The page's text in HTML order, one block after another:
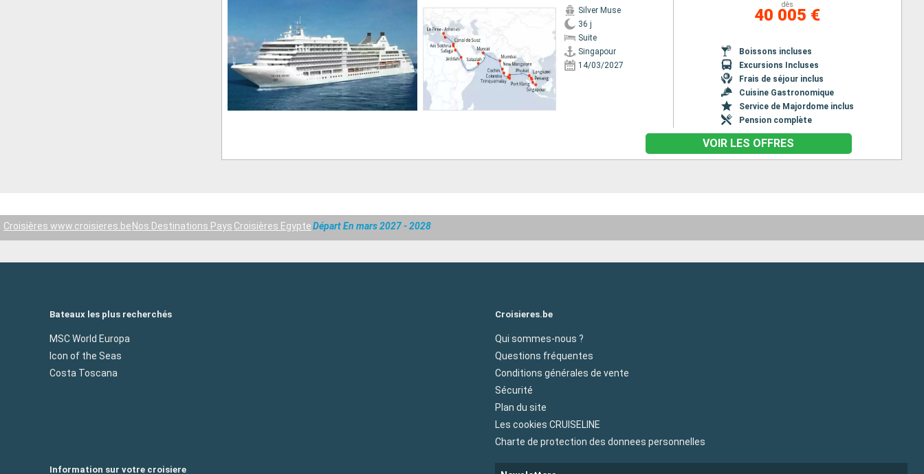
Silver Muse
36 j
Suite
Singapour
14/03/2027
dès
40 005 €
Boissons incluses
Excursions Incluses
Frais de séjour inclus
Cuisine Gastronomique
Service de Majordome inclus
Pension complète
VOIR LES OFFRES
Croisières www.croisieres.be Nos Destinations Pays Croisières EgypteDépart En mars 2027 - 2028
Bateaux les plus recherchés
MSC World Europa
Icon of the Seas
Costa Toscana
Croisieres.be
Qui sommes-nous ?
Questions fréquentes
Conditions générales de vente
Sécurité
Plan du site
Les cookies CRUISELINE
Charte de protection des donnees personnelles
Information sur votre croisiere